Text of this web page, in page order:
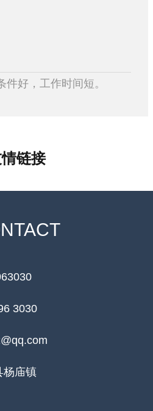
好，工作时间短。
链接
3030
杨庙镇